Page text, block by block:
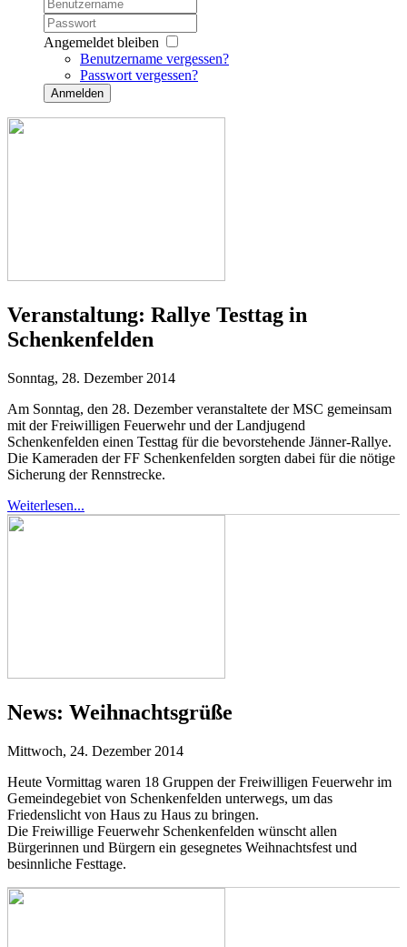
Angemeldet bleiben
Benutzername vergessen?
Passwort vergessen?
Anmelden
Veranstaltung: Rallye Testtag in
Schenkenfelden
Sonntag, 28. Dezember 2014
Am Sonntag, den 28. Dezember veranstaltete der MSC gemeinsam
mit der Freiwilligen Feuerwehr und der Landjugend
Schenkenfelden einen Testtag für die bevorstehende Jänner-Rallye.
Die Kameraden der FF Schenkenfelden sorgten dabei für die nötige
Sicherung der Rennstrecke.
Weiterlesen...
News: Weihnachtsgrüße
Mittwoch, 24. Dezember 2014
Heute Vormittag waren 18 Gruppen der Freiwilligen Feuerwehr im
Gemeindegebiet von Schenkenfelden unterwegs, um das
Friedenslicht von Haus zu Haus zu bringen.
Die Freiwillige Feuerwehr Schenkenfelden wünscht allen
Bürgerinnen und Bürgern ein gesegnetes Weihnachtsfest und
besinnliche Festtage.